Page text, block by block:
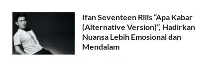
Ifan Seventeen Rilis “Apa Kabar
(Alternative Version)”, Hadirkan
Nuansa Lebih Emosional dan
Mendalam